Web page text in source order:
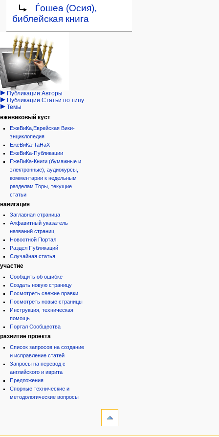
Перейти
навигации
Перейти
поиску
Перенаправление на:
Ѓошеа (Осия),
библейская книга
Навигация
персональные инструменты
войти
запрос
учётной
записи
категории
Израиль:Страна и
государство
Иудаизм
Народ
Проекты
Проекты/Участники/
дополнения
Публикации:Авторы
Публикации:Статьи по типу
Темы
ежевиковый куст
ЕжеВиКа,Еврейская Вики-
энциклопедия
ЕжеВиКа-ТаНаХ
ЕжеВиКа-Публикации
ЕжеВиКа-Книги (бумажные и
электронные), аудиокурсы,
комментарии к недельным
разделам Торы, текущие
статьи
навигация
Заглавная страница
Алфавитный указатель
названий страниц
Новостной Портал
Раздел Публикаций
Случайная статья
участие
Сообщить об ошибке
Создать новую страницу
Посмотреть свежие правки
Посмотреть новые страницы
Инструкция, техническая
помощь
Портал Сообщества
развитие проекта
Список запросов на создание
и исправление статей
Запросы на перевод с
английского и иврита
Предложения
Спорные технические и
методологические вопросы
категории